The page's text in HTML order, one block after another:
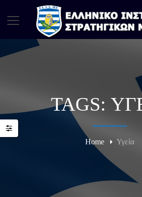
TAGS:
Home Υγεία